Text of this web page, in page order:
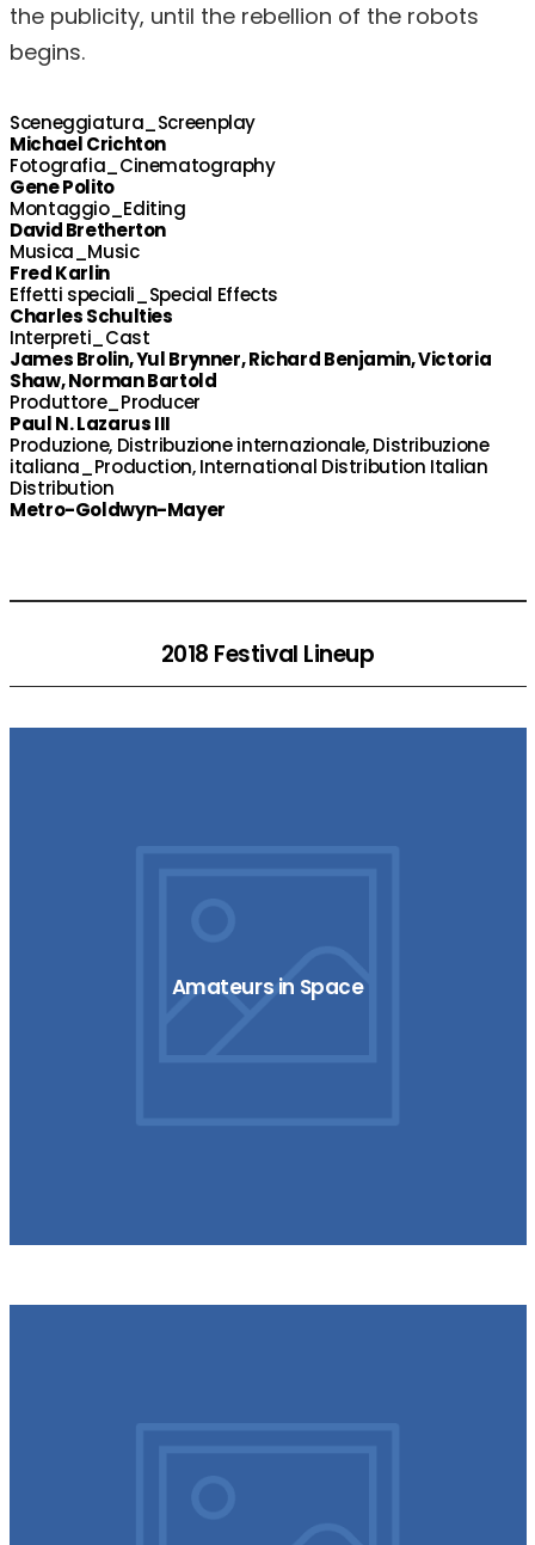
the publicity, until the rebellion of the robots
begins.
Sceneggiatura_Screenplay
Michael Crichton
Fotografia_Cinematography
Gene Polito
Montaggio_Editing
David Bretherton
Musica_Music
Fred Karlin
Effetti speciali_Special Effects
Charles Schulties
Interpreti_Cast
James Brolin, Yul Brynner, Richard Benjamin, Victoria
Shaw, Norman Bartold
Produttore_Producer
Paul N. Lazarus III
Produzione, Distribuzione internazionale, Distribuzione
italiana_Production, International Distribution Italian
Distribution
Metro-Goldwyn-Mayer
2018 Festival Lineup
Amateurs in Space